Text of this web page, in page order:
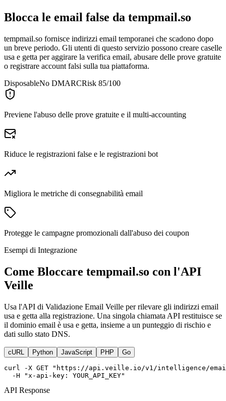
Blocca le email false da tempmail.so
tempmail.so fornisce indirizzi email temporanei che scadono dopo
un breve periodo. Gli utenti di questo servizio possono creare caselle
usa e getta per aggirare la verifica email, abusare delle prove gratuite
o registrare account falsi sulla tua piattaforma.
DisposableNo DMARCRisk 85/100
Previene l'abuso delle prove gratuite e il multi-accounting
Riduce le registrazioni false e le registrazioni bot
Migliora le metriche di consegnabilità email
Protegge le campagne promozionali dall'abuso dei coupon
Esempi di Integrazione
Come Bloccare tempmail.so con l'API
Veille
Usa l'API di Validazione Email Veille per rilevare gli indirizzi email
usa e getta alla registrazione. Una singola chiamata API restituisce se
il dominio email è usa e getta, insieme a un punteggio di rischio e
dati sullo stato DNS.
cURL Python JavaScript PHP Go
curl -X GET "https://api.veille.io/v1/intelligence/
  -H "x-api-key: YOUR_API_KEY"
API Response